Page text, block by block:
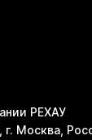
РЕХАУ
г. Москва,